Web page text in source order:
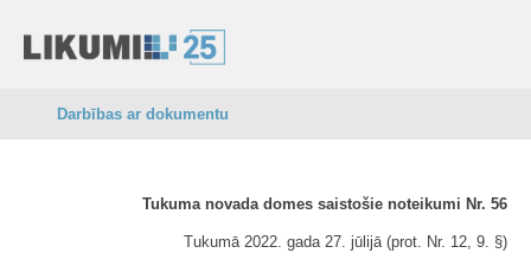
Darbības ar dokumentu
Tukuma novada domes saistošie noteikumi Nr. 56
Tukumā 2022. gada 27. jūlijā (prot. Nr. 12, 9. §)